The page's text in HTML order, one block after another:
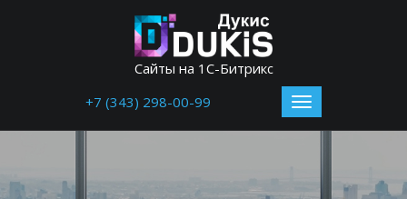
Сайты на 1С-Битрикс
+7 (343) 298-00-99